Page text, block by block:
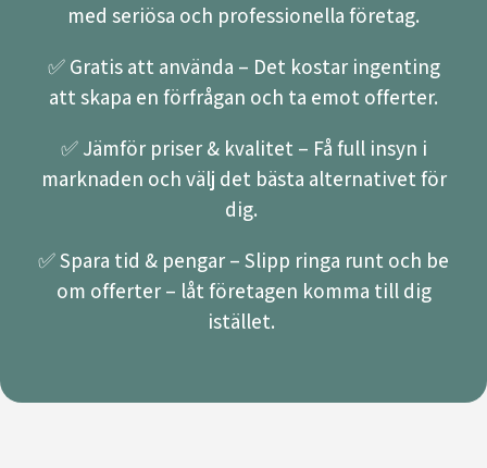
med seriösa och professionella företag.
✅ Gratis att använda – Det kostar ingenting
att skapa en förfrågan och ta emot offerter.
✅ Jämför priser & kvalitet – Få full insyn i
marknaden och välj det bästa alternativet för
dig.
✅ Spara tid & pengar – Slipp ringa runt och be
om offerter – låt företagen komma till dig
istället.